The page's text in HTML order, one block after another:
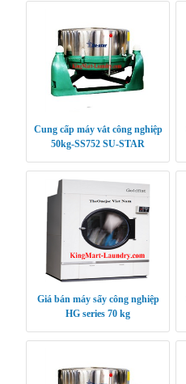
Cung cấp máy vắt công nghiệp
50kg-SS752 SU-STAR
Giá bán máy sấy công nghiệp
HG series 70 kg